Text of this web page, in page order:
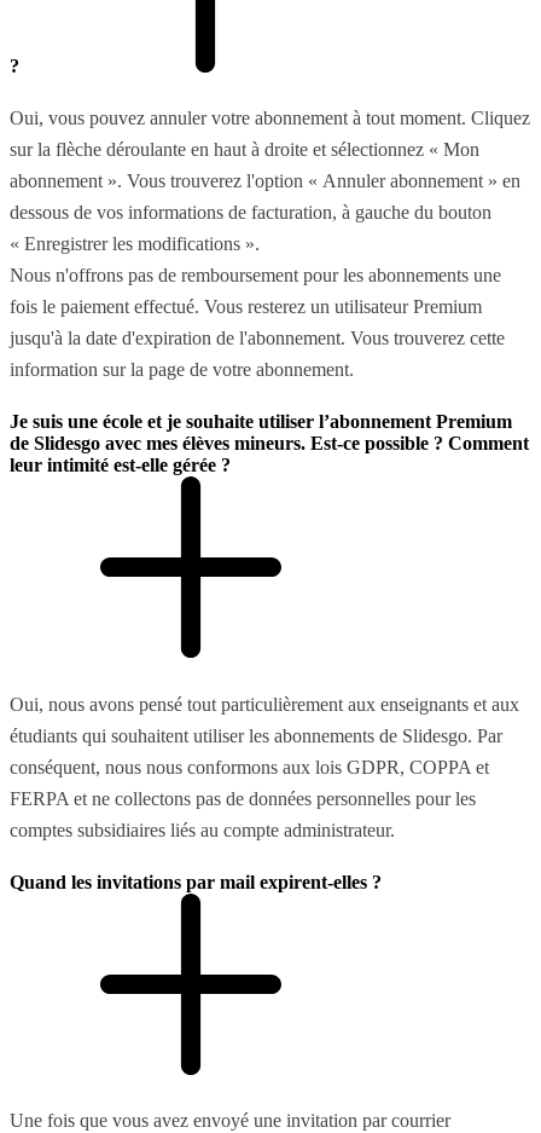
?
Oui, vous pouvez annuler votre abonnement à tout moment. Cliquez
sur la flèche déroulante en haut à droite et sélectionnez « Mon
abonnement ». Vous trouverez l'option « Annuler abonnement » en
dessous de vos informations de facturation, à gauche du bouton
« Enregistrer les modifications ».
Nous n'offrons pas de remboursement pour les abonnements une
fois le paiement effectué. Vous resterez un utilisateur Premium
jusqu'à la date d'expiration de l'abonnement. Vous trouverez cette
information sur la page de votre abonnement.
Je suis une école et je souhaite utiliser l’abonnement Premium
de Slidesgo avec mes élèves mineurs. Est-ce possible ? Comment
leur intimité est-elle gérée ?
Oui, nous avons pensé tout particulièrement aux enseignants et aux
étudiants qui souhaitent utiliser les abonnements de Slidesgo. Par
conséquent, nous nous conformons aux lois GDPR, COPPA et
FERPA et ne collectons pas de données personnelles pour les
comptes subsidiaires liés au compte administrateur.
Quand les invitations par mail expirent-elles ?
Une fois que vous avez envoyé une invitation par courrier